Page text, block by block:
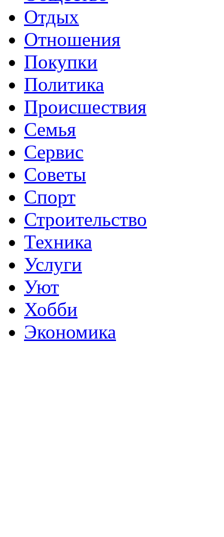
Отдых
Отношения
Покупки
Политика
Происшествия
Семья
Сервис
Советы
Спорт
Строительство
Техника
Услуги
Уют
Хобби
Экономика